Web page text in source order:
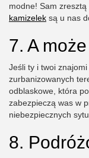
modne! Sam
kamizelek są u nas
7. A
Jeśli ty i twoi
zurbanizowanych
odblaskowe, która
zabezpieczą was w
niebezpiecznych
8.